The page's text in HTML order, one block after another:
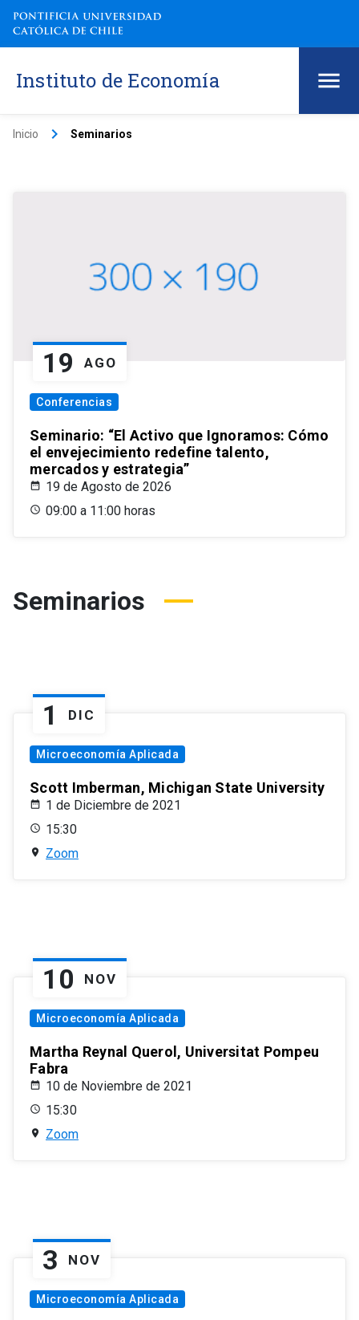
Instituto de Economía
Inicio keyboard_arrow_right Seminarios
19 AGO
Conferencias
Seminario: “El Activo que Ignoramos: Cómo
el envejecimiento redefine talento,
mercados y estrategia”
19 de Agosto de 2026
09:00 a 11:00 horas
Seminarios
1 DIC
Microeconomía Aplicada
Scott Imberman, Michigan State University
1 de Diciembre de 2021
15:30
Zoom
10 NOV
Microeconomía Aplicada
Martha Reynal Querol, Universitat Pompeu
Fabra
10 de Noviembre de 2021
15:30
Zoom
3 NOV
Microeconomía Aplicada